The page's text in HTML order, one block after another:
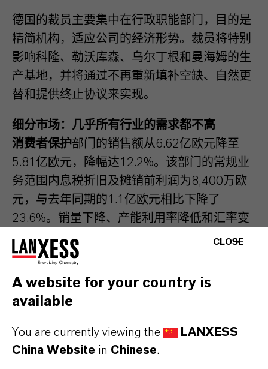
德国的裁员主要集中在行政职能部门，目的是
精简机构，适应公司的经济形势。裁员将特别
影响科隆、勒沃库森、乌尔丁根和曼海姆的生
产基地，并将通过不再重新填补空缺、自然更
替和提供终止协议来实现。
细分市场：几乎所有行业的需求都不高
消费者保护部门的销售额从6.62亿欧元降至
5.81亿欧元，降幅达12.2%。该部门的常规业
务范围内息税折旧及摊销前利润为8,400万欧
元，与去年同期的1.1亿欧元相比下降了
23.6%。销量下降、产能利用率降低和汇率变
动对盈利发展和利润率产生了负面影响。常规
业务范围内息税折旧及摊销前利润率为
14.5%，而去年同期为16.6%。
在特殊添加剂
的需求相对稳定。第三季度的销售额为5.49亿
CLOSE
A website for your country is
available
You are currently viewing the
LANXESS
China Website in Chinese.